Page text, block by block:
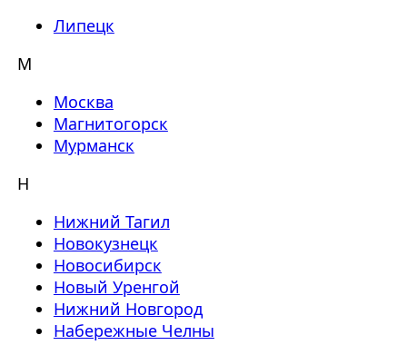
Липецк
М
Москва
Магнитогорск
Мурманск
Н
Нижний Тагил
Новокузнецк
Новосибирск
Новый Уренгой
Нижний Новгород
Набережные Челны